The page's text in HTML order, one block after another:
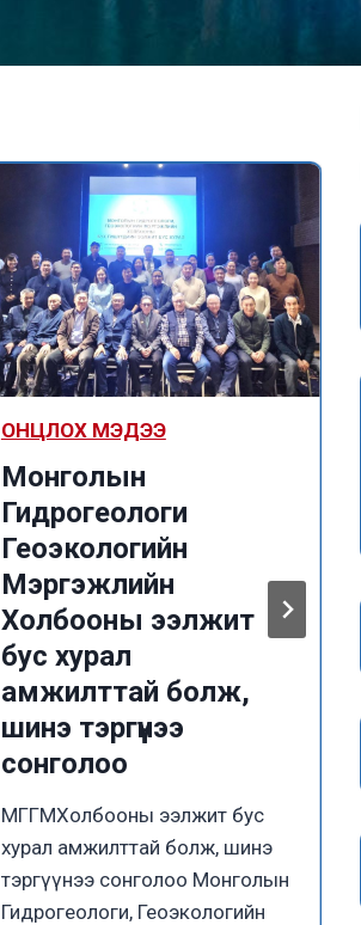
ОНЦЛОХ МЭДЭЭ
Монголын
Гидрогеологи
Геоэкологийн
Мэргэжлийн
Холбооны ээлжит
бус хурал
амжилттай болж,
шинэ тэргүүнээ
сонголоо
МГГМХолбооны ээлжит бус
хурал амжилттай болж, шинэ
тэргүүнээ сонголоо Монголын
Гидрогеологи, Геоэкологийн